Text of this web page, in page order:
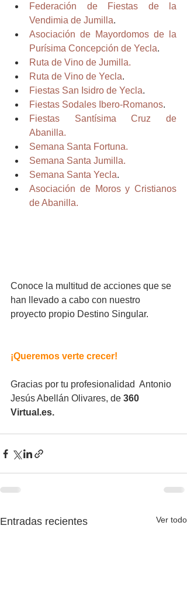
Federación de Fiestas de la
Vendimia de Jumilla.
Asociación de Mayordomos de la
Purísima Concepción de Yecla.
Ruta de Vino de Jumilla.
Ruta de Vino de Yecla.
Fiestas San Isidro de Yecla.
Fiestas Sodales Ibero-Romanos.
Fiestas Santísima Cruz de
Abanilla.
Semana Santa Fortuna.
Semana Santa Jumilla.
Semana Santa Yecla.
Asociación de Moros y Cristianos
de Abanilla.
Conoce la multitud de acciones que se
han llevado a cabo con nuestro
proyecto propio Destino Singular.
¡Queremos verte crecer!
Gracias por tu profesionalidad  Antonio
Jesús Abellán Olivares, de 360
Virtual.es.
Entradas recientes Ver todo